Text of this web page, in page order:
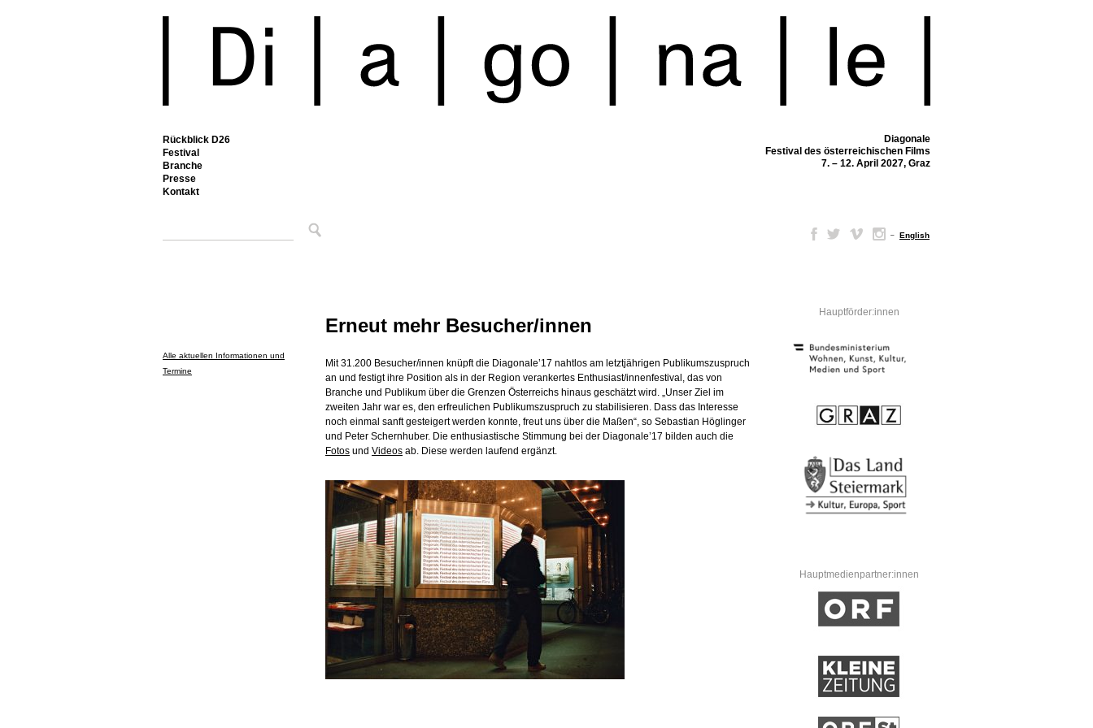
Rückblick D26
Festival
Branche
Presse
Kontakt
Diagonale
Festival des österreichischen Films
7. – 12. April 2027, Graz
– English
Alle aktuellen Informationen und
Termine
Erneut mehr Besucher/innen
Mit 31.200 Besucher/innen knüpft die Diagonale’17 nahtlos am letztjährigen Publikumszuspruch
an und festigt ihre Position als in der Region verankertes Enthusiast/innenfestival, das von
Branche und Publikum über die Grenzen Österreichs hinaus geschätzt wird. „Unser Ziel im
zweiten Jahr war es, den erfreulichen Publikumszuspruch zu stabilisieren. Dass das Interesse
noch einmal sanft gesteigert werden konnte, freut uns über die Maßen“, so Sebastian Höglinger
und Peter Schernhuber. Die enthusiastische Stimmung bei der Diagonale’17 bilden auch die
Fotos und Videos ab. Diese werden laufend ergänzt.
Hauptförder:innen
Hauptmedienpartner:innen